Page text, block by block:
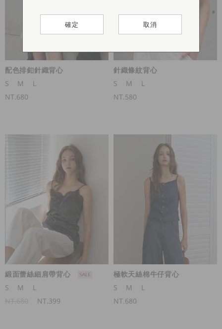
配色排釦針織背心
S
M
L
NT.680
針織條紋背心
S
M
L
NT.580
緞面蕾絲細肩帶背心
S
M
L
NT.399
極軟天絲棉牛仔背心
S
M
L
NT.680
確定 取消
確定 取消
確定 取消